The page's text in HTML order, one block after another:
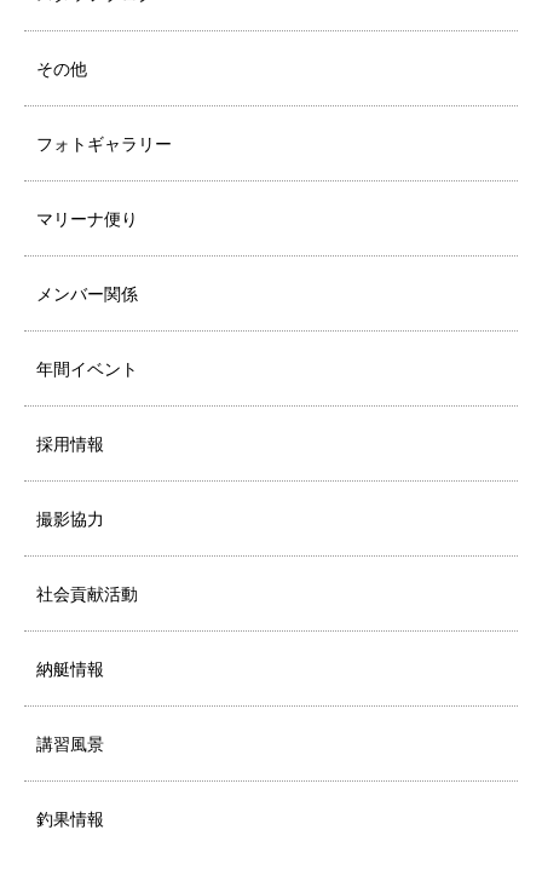
その他
フォトギャラリー
マリーナ便り
メンバー関係
年間イベント
採用情報
撮影協力
社会貢献活動
納艇情報
講習風景
釣果情報